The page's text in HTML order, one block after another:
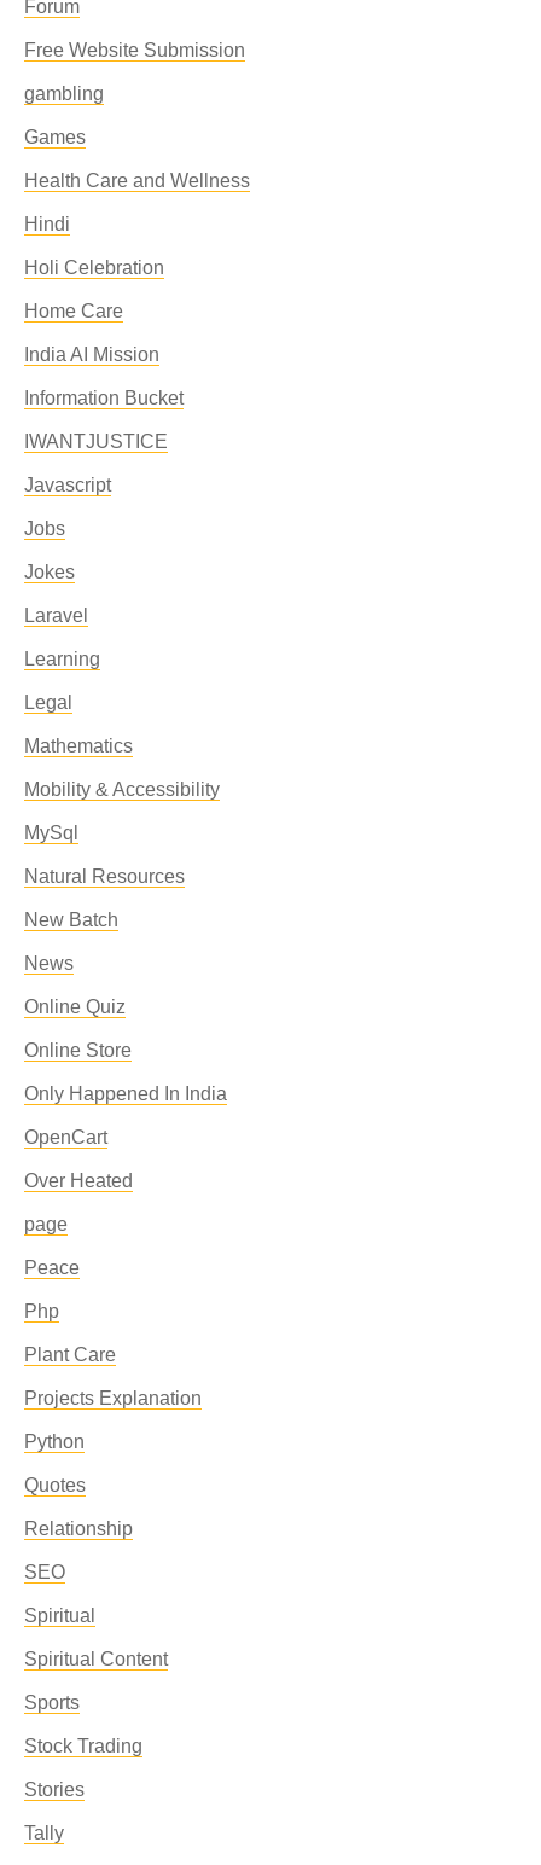
Forum
Free Website Submission
gambling
Games
Health Care and Wellness
Hindi
Holi Celebration
Home Care
India AI Mission
Information Bucket
IWANTJUSTICE
Javascript
Jobs
Jokes
Laravel
Learning
Legal
Mathematics
Mobility & Accessibility
MySql
Natural Resources
New Batch
News
Online Quiz
Online Store
Only Happened In India
OpenCart
Over Heated
page
Peace
Php
Plant Care
Projects Explanation
Python
Quotes
Relationship
SEO
Spiritual
Spiritual Content
Sports
Stock Trading
Stories
Tally